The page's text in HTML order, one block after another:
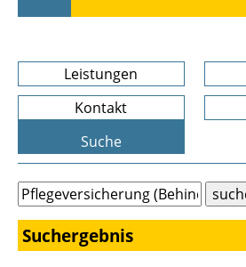
Leistungen
Kontakt
Suche
Suchergebnis